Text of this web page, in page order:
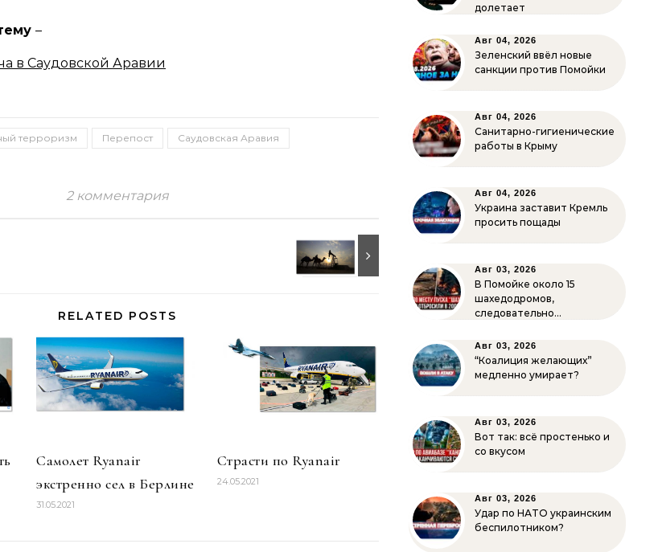
–
в Саудовской Аравии
терроризм Перепост
Саудовская Аравия
2 комментария
RELATED POSTS
Самолет Ryanair
экстренно сел в Берлине
31.05.2021
Страсти по Ryanair
24.05.2021
долетает
Авг 04, 2026
Зеленский ввёл новые
санкции против Помойки
Авг 04, 2026
Санитарно-гигиенические
работы в Крыму
Авг 04, 2026
Украина заставит Кремль
просить пощады
Авг 03, 2026
В Помойке около 15
шахедодромов,
следовательно…
Авг 03, 2026
“Коалиция желающих”
медленно умирает?
Авг 03, 2026
Вот так: всё простенько и
со вкусом
Авг 03, 2026
Удар по НАТО украинским
беспилотником?